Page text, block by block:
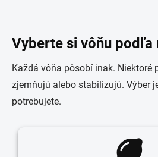
Vyberte si vôňu podľa
Každá vôňa pôsobí inak. Niektoré
zjemňujú alebo stabilizujú. Výber
potrebujete.